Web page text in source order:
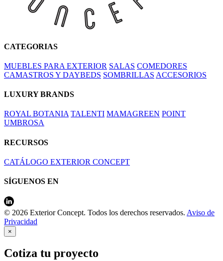
CATEGORIAS
MUEBLES PARA EXTERIOR SALAS COMEDORES
CAMASTROS Y DAYBEDS SOMBRILLAS ACCESORIOS
LUXURY BRANDS
ROYAL BOTANIA TALENTI MAMAGREEN POINT
UMBROSA
RECURSOS
CATÁLOGO EXTERIOR CONCEPT
SÍGUENOS EN
© 2026 Exterior Concept. Todos los derechos reservados. Aviso de
Privacidad
×
Cotiza tu proyecto